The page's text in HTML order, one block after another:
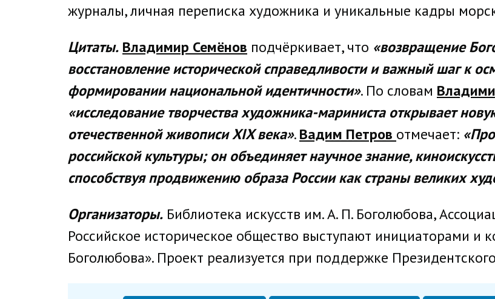
журналы, личная переписка художника и уникальные кадры
Цитаты. Владимир Семёнов подчёркивает, что «возвращение
восстановление исторической справедливости и важный шаг к
формировании национальной идентичности». По словам
«исследование творчества художника-мариниста открывает
отечественной живописи XIX века».Вадим Петров отмечает:
российской культуры; он объединяет научное знание,
способствуя продвижению образа России как страны великих
Организаторы. Библиотека искусств им. А. П. Боголюбова,
Российское историческое общество выступают инициаторами и
Боголюбова». Проект реализуется при поддержке